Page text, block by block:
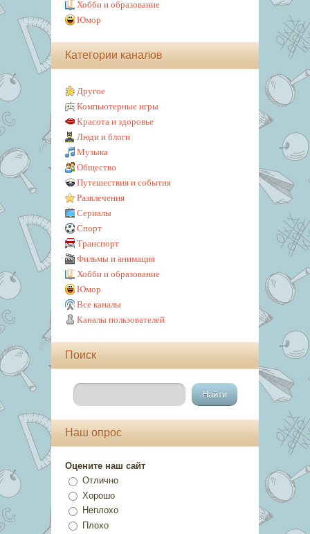
Хобби и образование
Юмор
Категории каналов
Другое
Компьютерные игры
Красота и здоровье
Люди и блоги
Музыка
Общество
Путешествия и события
Развлечения
Сериалы
Спорт
Транспорт
Фильмы и анимация
Хобби и образование
Юмор
Все каналы
Каналы пользователей
Поиск
Наш опрос
Оцените наш сайт
Отлично
Хорошо
Неплохо
Плохо